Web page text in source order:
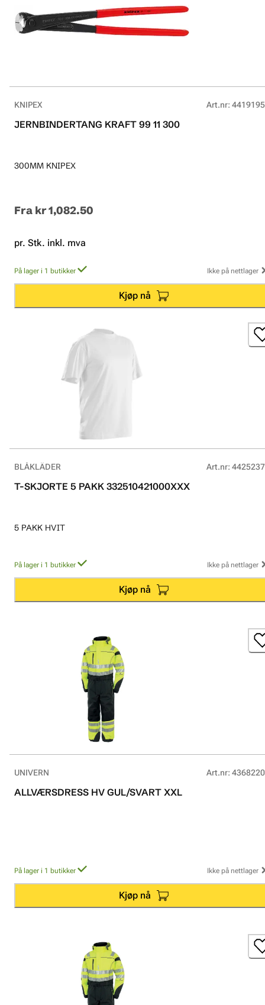
KNIPEX Art.nr:
JERNBINDERTANG KRAFT 99 11 300
300MM KNIPEX
Fra kr 1,082.50
pr. Stk. inkl. mva
På lager i 1 butikker Ikke på nettlager
Kjøp nå
BLÅKLÄDER Art.nr:
T-SKJORTE 5 PAKK 332510421000XXX
5 PAKK HVIT
På lager i 1 butikker Ikke på nettlager
Kjøp nå
UNIVERN Art.nr:
ALLVÆRSDRESS HV GUL/SVART XXL
På lager i 1 butikker Ikke på nettlager
Kjøp nå